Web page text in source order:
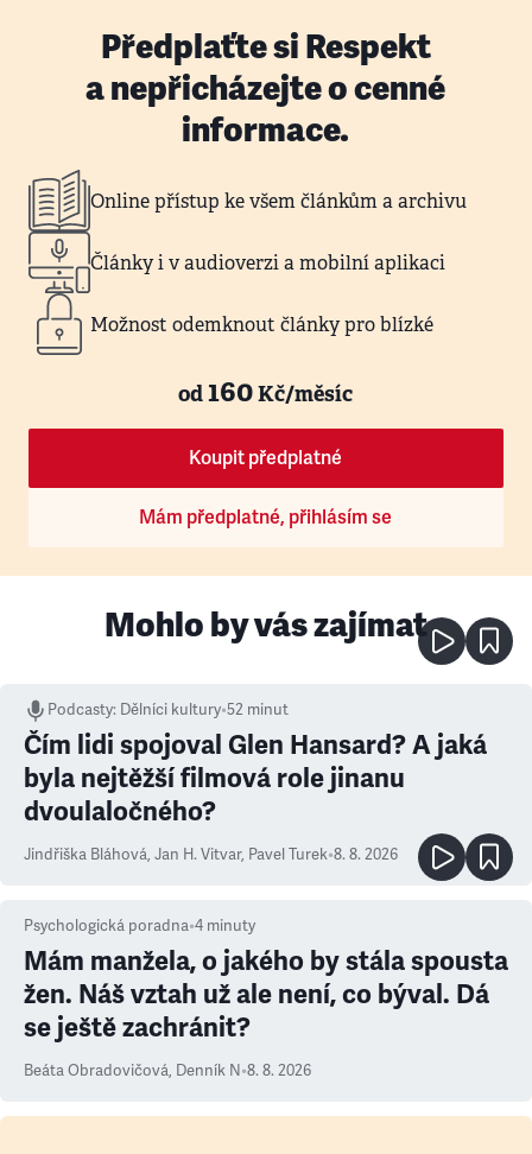
Předplaťte si Respekt
a nepřicházejte o cenné
informace.
Online přístup ke všem článkům a archivu
Články i v audioverzi a mobilní aplikaci
Možnost odemknout články pro blízké
od160Kč/měsíc
Koupit předplatné
Mám předplatné, přihlásím se
Mohlo by vás zajímat
Podcasty: Dělníci kultury•52 minut
Čím lidi spojoval Glen Hansard? A jaká
byla nejtěžší filmová role jinanu
dvoulaločného?
Jindřiška Bláhová, Jan H. Vitvar, Pavel Turek•8. 8. 2026
Psychologická poradna•4 minuty
Mám manžela, o jakého by stála spousta
žen. Náš vztah už ale není, co býval. Dá
se ještě zachránit?
Beáta Obradovičová, Denník N•8. 8. 2026